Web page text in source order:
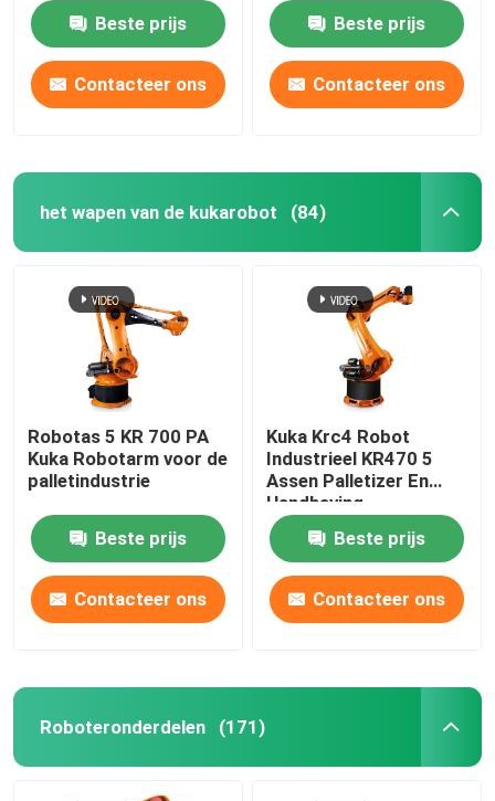
Beste prijs
Contacteer ons
Beste prijs
Contacteer ons
het wapen van de kukarobot (84)
Robotas 5 KR 700 PA
Kuka Robotarm voor de
palletindustrie
Beste prijs
Contacteer ons
Kuka Krc4 Robot
Industrieel KR470 5
Assen Palletizer En
Handhaving
Beste prijs
Contacteer ons
Roboteronderdelen (171)